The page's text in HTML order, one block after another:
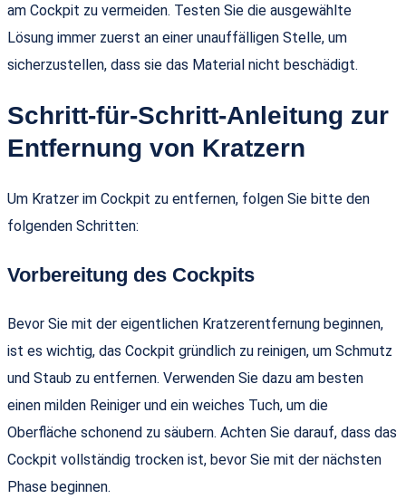
am Cockpit zu vermeiden. Testen Sie die ausgewählte
Lösung immer zuerst an einer unauffälligen Stelle, um
sicherzustellen, dass sie das Material nicht beschädigt.
Schritt-für-Schritt-Anleitung zur
Entfernung von Kratzern
Um Kratzer im Cockpit zu entfernen, folgen Sie bitte den
folgenden Schritten:
Vorbereitung des Cockpits
Bevor Sie mit der eigentlichen Kratzerentfernung beginnen,
ist es wichtig, das Cockpit gründlich zu reinigen, um Schmutz
und Staub zu entfernen. Verwenden Sie dazu am besten
einen milden Reiniger und ein weiches Tuch, um die
Oberfläche schonend zu säubern. Achten Sie darauf, dass das
Cockpit vollständig trocken ist, bevor Sie mit der nächsten
Phase beginnen.